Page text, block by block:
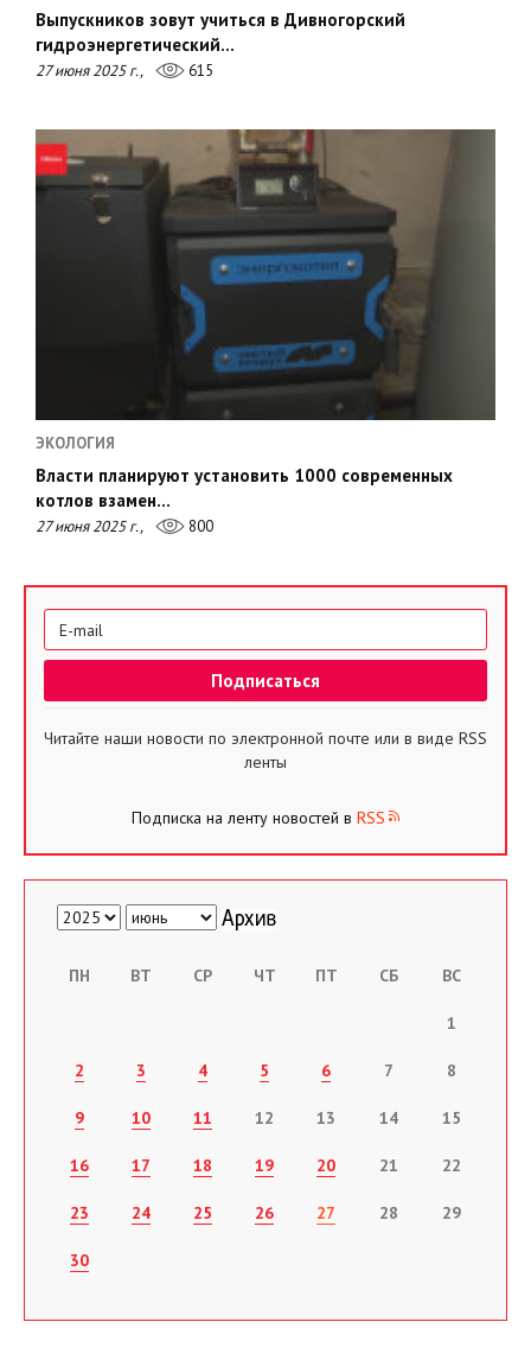
Выпускников зовут учиться в Дивногорский
гидроэнергетический…
27 июня 2025 г., 615
ЭКОЛОГИЯ
Власти планируют установить 1000 современных
котлов взамен…
27 июня 2025 г., 800
Читайте наши новости по электронной почте или в виде RSS
ленты
Подписка на ленту новостей в RSS
ПН ВТ СР ЧТ ПТ СБ ВС
1
2 3 4 5 6 7 8
9 10 11 12 13 14 15
16 17 18 19 20 21 22
23 24 25 26 27 28 29
30